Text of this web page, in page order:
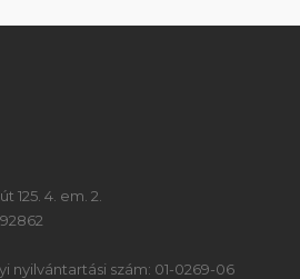
125. 4. em. 2.
nyilvántartási szám: 01-0269-06